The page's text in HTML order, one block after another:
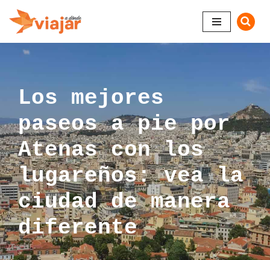
Saltar
al
contenido
Los mejores
paseos a pie por
Atenas con los
lugareños: vea la
ciudad de manera
diferente